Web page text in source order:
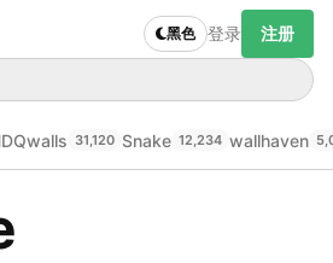
黑色 登录 注册
31,120 Snake 12,234 wallhaven